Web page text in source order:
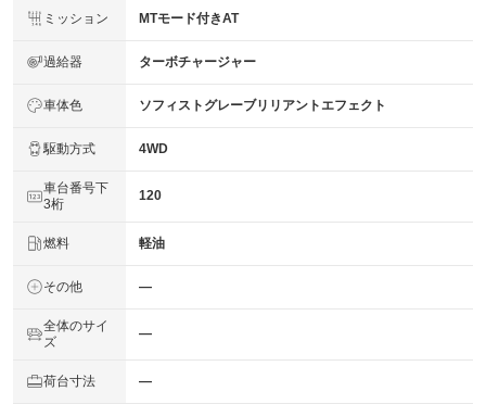
ミッション MTモード付きAT
過給器 ターボチャージャー
車体色 ソフィストグレーブリリアントエフェクト
駆動方式 4WD
車台番号下
3桁
120
燃料 軽油
その他 ―
全体のサイ
ズ
―
荷台寸法 ―